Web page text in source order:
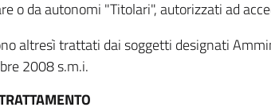
o da autonomi "Titolari", autorizzati ad
altresì trattati dai soggetti designati
2008 s.m.i.